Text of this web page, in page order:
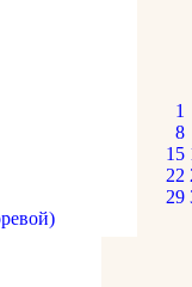
1
8
15
22
29